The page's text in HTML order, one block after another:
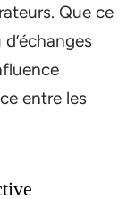
Que ce
entre les